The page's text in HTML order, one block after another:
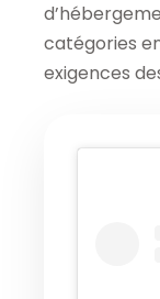
catégories
exigences